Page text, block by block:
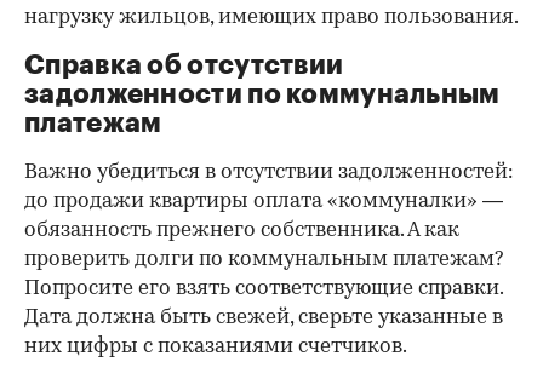
нагрузку жильцов, имеющих право пользования.
Справка об отсутствии
задолженности по коммунальным
платежам
Важно убедиться в отсутствии задолженностей:
до продажи квартиры оплата «коммуналки» —
обязанность прежнего собственника. А как
проверить долги по коммунальным платежам?
Попросите его взять соответствующие справки.
Дата должна быть свежей, сверьте указанные в
них цифры с показаниями счетчиков.